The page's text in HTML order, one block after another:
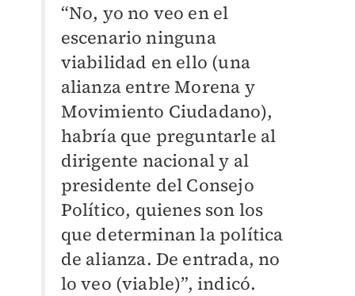
“No, yo no veo en el
escenario ninguna
viabilidad en ello (una
alianza entre Morena y
Movimiento Ciudadano),
habría que preguntarle al
dirigente nacional y al
presidente del Consejo
Político, quienes son los
que determinan la política
de alianza. De entrada, no
lo veo (viable)”, indicó.